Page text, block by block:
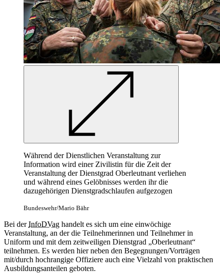
Während der Dienstlichen Veranstaltung zur
Information wird einer Zivilistin für die Zeit der
Veranstaltung der Dienstgrad Oberleutnant verliehen
und während eines Gelöbnisses werden ihr die
dazugehörigen Dienstgradschlaufen aufgezogen
Bundeswehr/Mario Bähr
Bei derInfoDVag handelt es sich um eine einwöchige
Veranstaltung, an der die Teilnehmerinnen und Teilnehmer in
Uniform und mit dem zeitweiligen Dienstgrad „Oberleutnant“
teilnehmen. Es werden hier neben den Begegnungen/Vorträgen
mit/durch hochrangige Offiziere auch eine Vielzahl von praktischen
Ausbildungsanteilen geboten.